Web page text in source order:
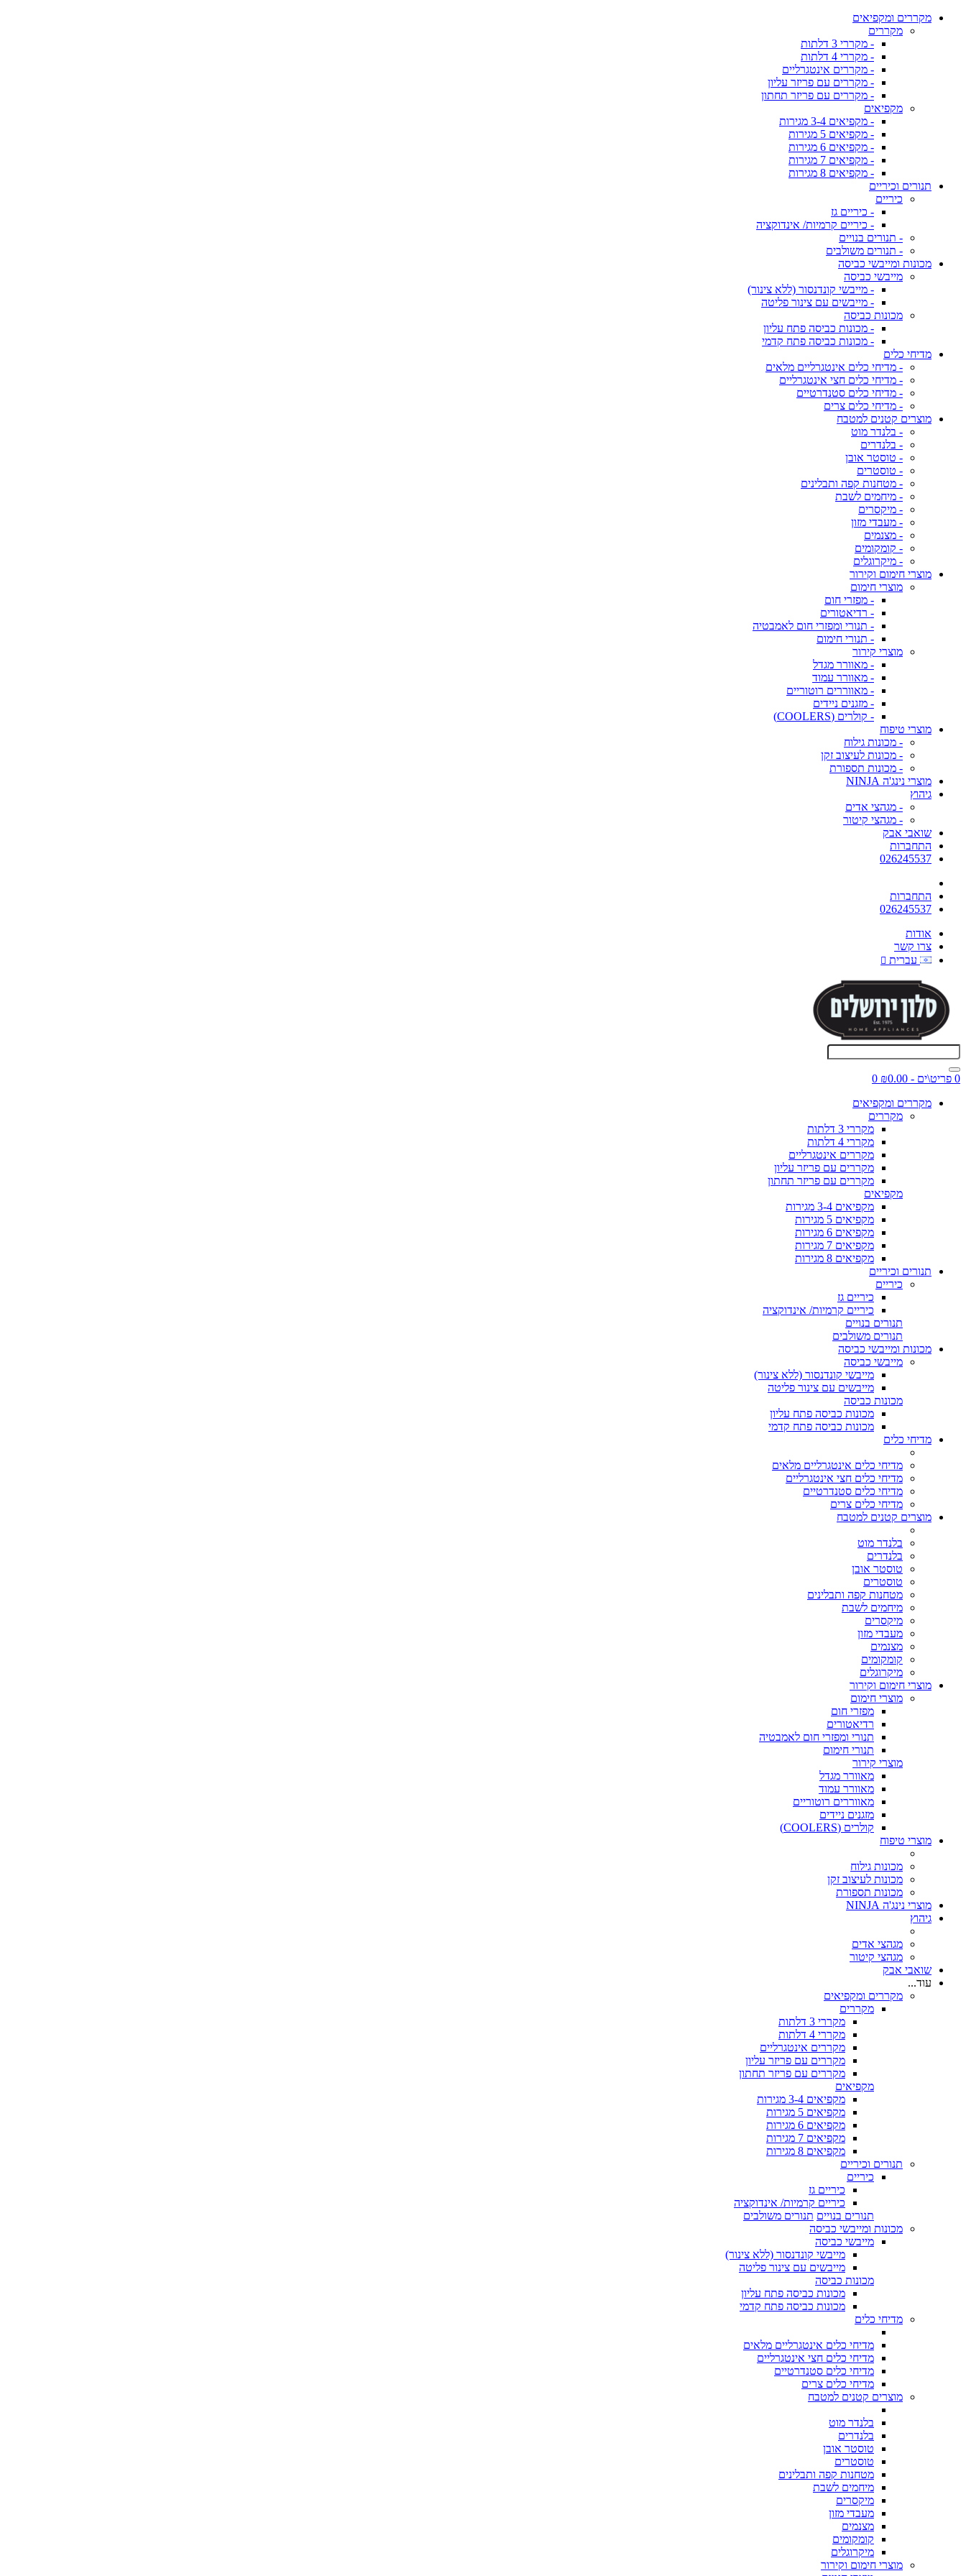
מקררים ומקפיאים
מקררים
- מקררי 3 דלתות
- מקררי 4 דלתות
- מקררים אינטגרליים
- מקררים עם פריזר עליון
- מקררים עם פריזר תחתון
מקפיאים
- מקפיאים 3-4 מגירות
- מקפיאים 5 מגירות
- מקפיאים 6 מגירות
- מקפיאים 7 מגירות
- מקפיאים 8 מגירות
תנורים וכיריים
כיריים
- כיריים גז
- כיריים קרמיות/ אינדוקציה
- תנורים בנויים
- תנורים משולבים
מכונות ומייבשי כביסה
מייבשי כביסה
- מייבשי קונדנסור (ללא צינור)
- מייבשים עם צינור פליטה
מכונות כביסה
- מכונות כביסה פתח עליון
- מכונות כביסה פתח קדמי
מדיחי כלים
- מדיחי כלים אינטגרליים מלאים
- מדיחי כלים חצי אינטגרליים
- מדיחי כלים סטנדרטיים
- מדיחי כלים צרים
מוצרים קטנים למטבח
- בלנדר מוט
- בלנדרים
- טוסטר אובן
- טוסטרים
- מטחנות קפה ותבלינים
- מיחמים לשבת
- מיקסרים
- מעבדי מזון
- מצנמים
- קומקומים
- מיקרוגלים
מוצרי חימום וקירור
מוצרי חימום
- מפזרי חום
- רדיאטורים
- תנורי ומפזרי חום לאמבטיה
- תנורי חימום
מוצרי קירור
- מאוורר מגדל
- מאוורר עמוד
- מאווררים רוטוריים
- מזגנים ניידים
- קולרים (COOLERS)
מוצרי טיפוח
- מכונות גילוח
- מכונות לעיצוב זקן
- מכונות תספורת
מוצרי נינג'ה NINJA
גיהוץ
- מגהצי אדים
- מגהצי קיטור
שואבי אבק
התחברות
026245537
התחברות
026245537
אודות
צרו קשר
עברית
0 פריט\ים - ₪0.00
0
מקררים ומקפיאים
מקררים
מקררי 3 דלתות
מקררי 4 דלתות
מקררים אינטגרליים
מקררים עם פריזר עליון
מקררים עם פריזר תחתון
מקפיאים
מקפיאים 3-4 מגירות
מקפיאים 5 מגירות
מקפיאים 6 מגירות
מקפיאים 7 מגירות
מקפיאים 8 מגירות
תנורים וכיריים
כיריים
כיריים גז
כיריים קרמיות/ אינדוקציה
תנורים בנויים
תנורים משולבים
מכונות ומייבשי כביסה
מייבשי כביסה
מייבשי קונדנסור (ללא צינור)
מייבשים עם צינור פליטה
מכונות כביסה
מכונות כביסה פתח עליון
מכונות כביסה פתח קדמי
מדיחי כלים
מדיחי כלים אינטגרליים מלאים
מדיחי כלים חצי אינטגרליים
מדיחי כלים סטנדרטיים
מדיחי כלים צרים
מוצרים קטנים למטבח
בלנדר מוט
בלנדרים
טוסטר אובן
טוסטרים
מטחנות קפה ותבלינים
מיחמים לשבת
מיקסרים
מעבדי מזון
מצנמים
קומקומים
מיקרוגלים
מוצרי חימום וקירור
מוצרי חימום
מפזרי חום
רדיאטורים
תנורי ומפזרי חום לאמבטיה
תנורי חימום
מוצרי קירור
מאוורר מגדל
מאוורר עמוד
מאווררים רוטוריים
מזגנים ניידים
קולרים (COOLERS)
מוצרי טיפוח
מכונות גילוח
מכונות לעיצוב זקן
מכונות תספורת
מוצרי נינג'ה NINJA
גיהוץ
מגהצי אדים
מגהצי קיטור
שואבי אבק
עוד...
מקררים ומקפיאים
מקררים
מקררי 3 דלתות
מקררי 4 דלתות
מקררים אינטגרליים
מקררים עם פריזר עליון
מקררים עם פריזר תחתון
מקפיאים
מקפיאים 3-4 מגירות
מקפיאים 5 מגירות
מקפיאים 6 מגירות
מקפיאים 7 מגירות
מקפיאים 8 מגירות
תנורים וכיריים
כיריים
כיריים גז
כיריים קרמיות/ אינדוקציה
תנורים בנויים תנורים משולבים
מכונות ומייבשי כביסה
מייבשי כביסה
מייבשי קונדנסור (ללא צינור)
מייבשים עם צינור פליטה
מכונות כביסה
מכונות כביסה פתח עליון
מכונות כביסה פתח קדמי
מדיחי כלים
מדיחי כלים אינטגרליים מלאים
מדיחי כלים חצי אינטגרליים
מדיחי כלים סטנדרטיים
מדיחי כלים צרים
מוצרים קטנים למטבח
בלנדר מוט
בלנדרים
טוסטר אובן
טוסטרים
מטחנות קפה ותבלינים
מיחמים לשבת
מיקסרים
מעבדי מזון
מצנמים
קומקומים
מיקרוגלים
מוצרי חימום וקירור